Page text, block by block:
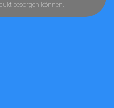
besorgen können.